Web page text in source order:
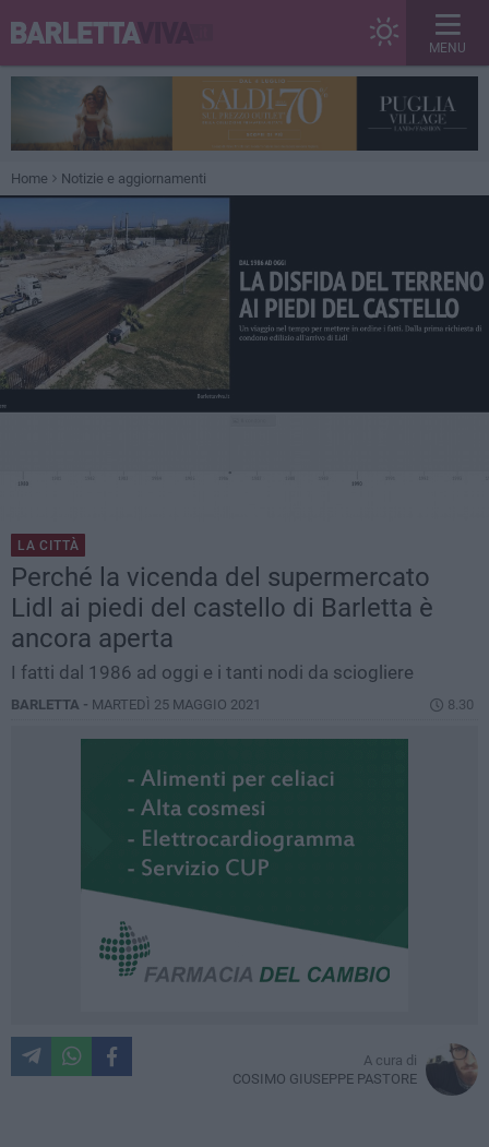
MENU
Home Notizie e aggiornamenti
LA CITTÀ
Perché la vicenda del supermercato
Lidl ai piedi del castello di Barletta è
ancora aperta
I fatti dal 1986 ad oggi e i tanti nodi da sciogliere
BARLETTA - MARTEDÌ 25 MAGGIO 2021 8.30
A cura di
COSIMO GIUSEPPE PASTORE